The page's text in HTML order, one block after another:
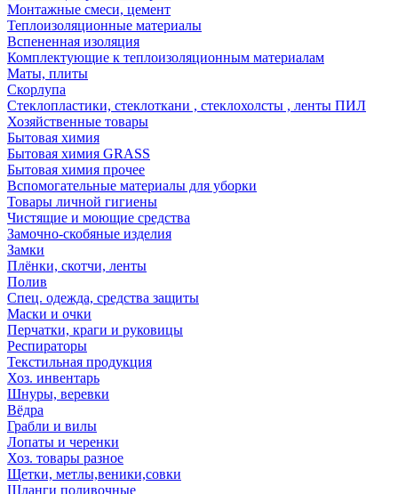
Монтажные смеси, цемент
Теплоизоляционные материалы
Вспененная изоляция
Комплектующие к теплоизоляционным материалам
Маты, плиты
Скорлупа
Стеклопластики, стеклоткани , стеклохолсты , ленты ПИЛ
Хозяйственные товары
Бытовая химия
Бытовая химия GRASS
Бытовая химия прочее
Вспомогательные материалы для уборки
Товары личной гигиены
Чистящие и моющие средства
Замочно-скобяные изделия
Замки
Плёнки, скотчи, ленты
Полив
Спец. одежда, средства защиты
Маски и очки
Перчатки, краги и руковицы
Респираторы
Текстильная продукция
Хоз. инвентарь
Шнуры, веревки
Вёдра
Грабли и вилы
Лопаты и черенки
Хоз. товары разное
Щетки, метлы,веники,совки
Шланги поливочные